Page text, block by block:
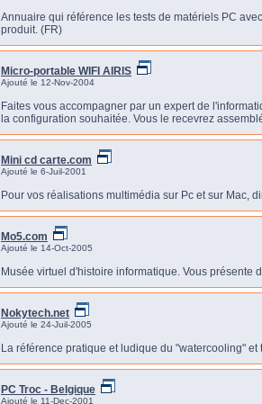
Annuaire qui référence les tests de matériels PC
produit. (FR)
Micro-portable WIFI AIRIS
Ajouté le 12-Nov-2004
Faites vous accompagner par un expert de
la configuration souhaitée. Vous le recevrez
Mini cd carte.com
Ajouté le 6-Juil-2001
Pour vos réalisations multimédia sur Pc et sur Mac,
Mo5.com
Ajouté le 14-Oct-2005
Musée virtuel d'histoire informatique. Vous présente
Nokytech.net
Ajouté le 24-Juil-2005
La référence pratique et ludique du "watercooling" et
PC Troc - Belgique
Ajouté le 11-Dec-2001